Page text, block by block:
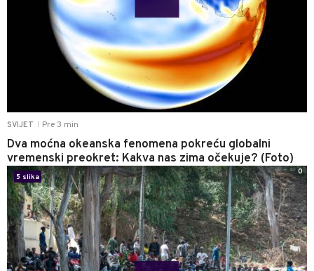
SVIJET Pre 3 min
Dva moćna okeanska fenomena pokreću globalni
vremenski preokret: Kakva nas zima očekuje? (Foto)
5 slika
0